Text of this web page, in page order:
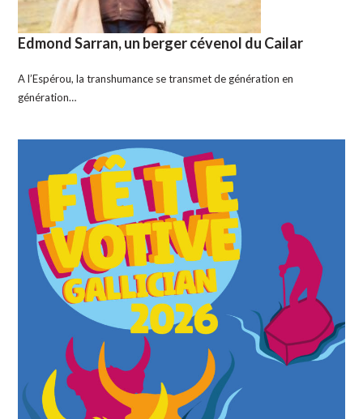
Edmond Sarran, un berger cévenol du Cailar
A l’Espérou, la transhumance se transmet de génération en
génération…